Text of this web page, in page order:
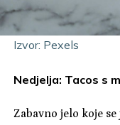
Izvor: Pexels
Nedjelja: Tacos s
Zabavno jelo koje